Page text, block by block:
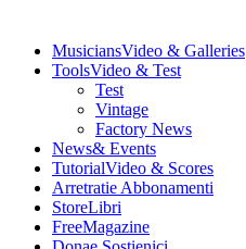
MusiciansVideo & Galleries
ToolsVideo & Test
Test
Vintage
Factory News
News& Events
TutorialVideo & Scores
Arretratie Abbonamenti
StoreLibri
FreeMagazine